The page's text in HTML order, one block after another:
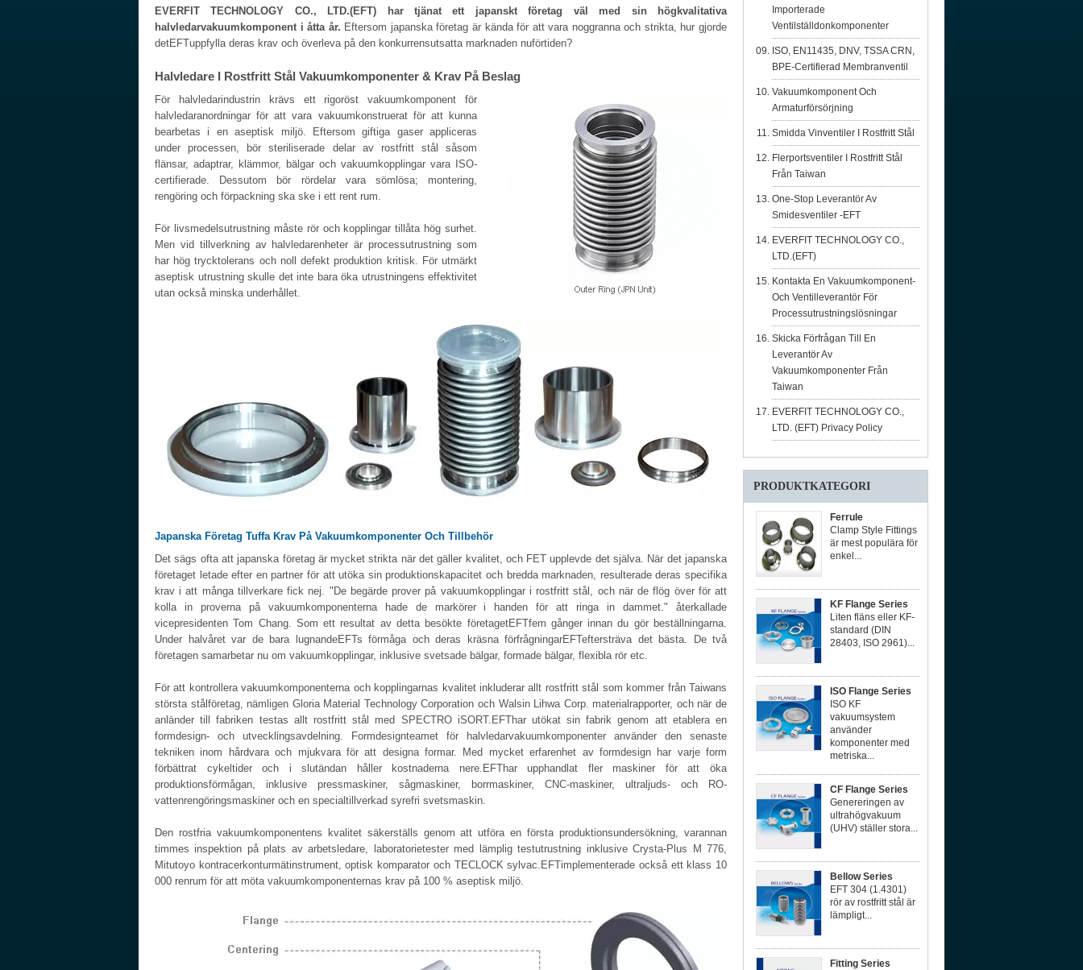
EVERFIT TECHNOLOGY CO., LTD.(EFT) har tjänat ett japanskt företag väl med sin högkvalitativa
halvledarvakuumkomponent i åtta år. Eftersom japanska företag är kända för att vara noggranna och strikta, hur gjorde
detEFTuppfylla deras krav och överleva på den konkurrensutsatta marknaden nuförtiden?
Halvledare I Rostfritt Stål Vakuumkomponenter & Krav På Beslag
För halvledarindustrin krävs ett rigoröst vakuumkomponent för
halvledaranordningar för att vara vakuumkonstruerat för att kunna
bearbetas i en aseptisk miljö. Eftersom giftiga gaser appliceras
under processen, bör steriliserade delar av rostfritt stål såsom
flänsar, adaptrar, klämmor, bälgar och vakuumkopplingar vara ISO-
certifierade. Dessutom bör rördelar vara sömlösa; montering,
rengöring och förpackning ska ske i ett rent rum.
För livsmedelsutrustning måste rör och kopplingar tillåta hög surhet.
Men vid tillverkning av halvledarenheter är processutrustning som
har hög trycktolerans och noll defekt produktion kritisk. För utmärkt
aseptisk utrustning skulle det inte bara öka utrustningens effektivitet
utan också minska underhållet.
Japanska Företag Tuffa Krav På Vakuumkomponenter Och Tillbehör
Det sägs ofta att japanska företag är mycket strikta när det gäller kvalitet, och FET upplevde det själva. När det japanska
företaget letade efter en partner för att utöka sin produktionskapacitet och bredda marknaden, resulterade deras specifika
krav i att många tillverkare fick nej. "De begärde prover på vakuumkopplingar i rostfritt stål, och när de flög över för att
kolla in proverna på vakuumkomponenterna hade de markörer i handen för att ringa in dammet." återkallade
vicepresidenten Tom Chang. Som ett resultat av detta besökte företagetEFTfem gånger innan du gör beställningarna.
Under halvåret var de bara lugnandeEFTs förmåga och deras kräsna förfrågningarEFTeftersträva det bästa. De två
företagen samarbetar nu om vakuumkopplingar, inklusive svetsade bälgar, formade bälgar, flexibla rör etc.
För att kontrollera vakuumkomponenterna och kopplingarnas kvalitet inkluderar allt rostfritt stål som kommer från Taiwans
största stålföretag, nämligen Gloria Material Technology Corporation och Walsin Lihwa Corp. materialrapporter, och när de
anländer till fabriken testas allt rostfritt stål med SPECTRO iSORT.EFThar utökat sin fabrik genom att etablera en
formdesign- och utvecklingsavdelning. Formdesignteamet för halvledarvakuumkomponenter använder den senaste
tekniken inom hårdvara och mjukvara för att designa formar. Med mycket erfarenhet av formdesign har varje form
förbättrat cykeltider och i slutändan håller kostnaderna nere.EFThar upphandlat fler maskiner för att öka
produktionsförmågan, inklusive pressmaskiner, sågmaskiner, borrmaskiner, CNC-maskiner, ultraljuds- och RO-
vattenrengöringsmaskiner och en specialtillverkad syrefri svetsmaskin.
Den rostfria vakuumkomponentens kvalitet säkerställs genom att utföra en första produktionsundersökning, varannan
timmes inspektion på plats av arbetsledare, laboratorietester med lämplig testutrustning inklusive Crysta-Plus M 776,
Mitutoyo kontracerkonturmätinstrument, optisk komparator och TECLOCK sylvac.EFTimplementerade också ett klass 10
000 renrum för att möta vakuumkomponenternas krav på 100 % aseptisk miljö.
Importerade
Ventilställdonkomponenter
ISO, EN11435, DNV, TSSA CRN,
BPE-Certifierad Membranventil
Vakuumkomponent Och
Armaturförsörjning
Smidda Vinventiler I Rostfritt Stål
Flerportsventiler I Rostfritt Stål
Från Taiwan
One-Stop Leverantör Av
Smidesventiler -EFT
EVERFIT TECHNOLOGY CO.,
LTD.(EFT)
Kontakta En Vakuumkomponent-
Och Ventilleverantör För
Processutrustningslösningar
Skicka Förfrågan Till En
Leverantör Av
Vakuumkomponenter Från
Taiwan
EVERFIT TECHNOLOGY CO.,
LTD. (EFT) Privacy Policy
PRODUKTKATEGORI
Ferrule
Clamp Style Fittings
är mest populära för
enkel...
KF Flange Series
Liten fläns eller KF-
standard (DIN
28403, ISO 2961)...
ISO Flange Series
ISO KF
vakuumsystem
använder
komponenter med
metriska...
CF Flange Series
Genereringen av
ultrahögvakuum
(UHV) ställer stora...
Bellow Series
EFT 304 (1.4301)
rör av rostfritt stål är
lämpligt...
Fitting Series